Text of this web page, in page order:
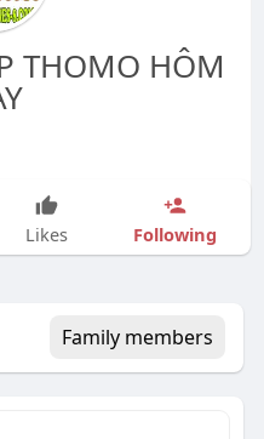
THOMO HÔM
Likes Following
Family members